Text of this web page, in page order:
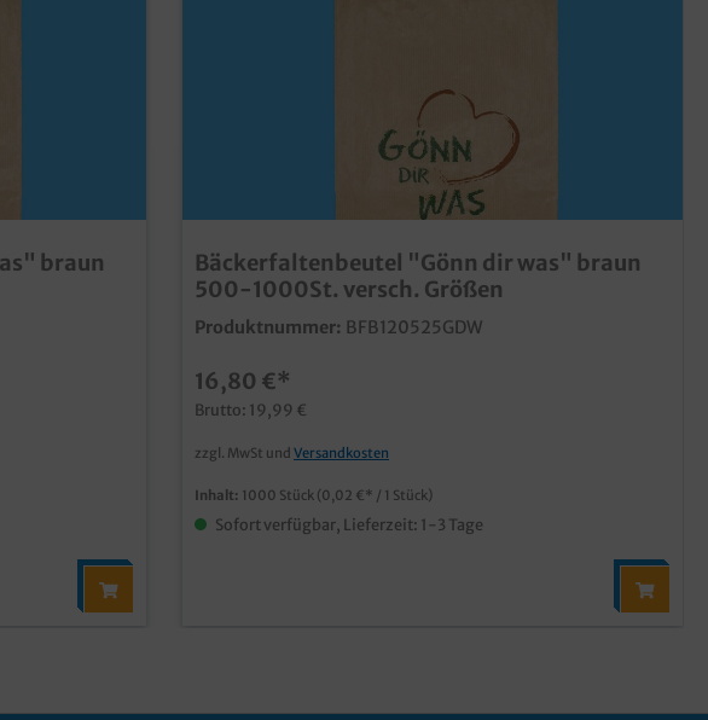
braun
Bäckerfaltenbeutel "Gönn dir was" braun
500-1000St. versch. Größen
Produktnummer: BFB120525GDW
16,80 €*
Brutto: 19,99 €
zzgl. MwSt und Versandkosten
Inhalt: 1000 Stück (0,02 €* / 1 Stück)
Sofort verfügbar, Lieferzeit: 1-3 Tage